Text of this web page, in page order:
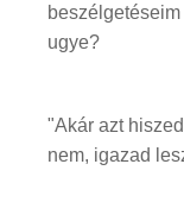
ugye?
"Akár azt
nem, igazad